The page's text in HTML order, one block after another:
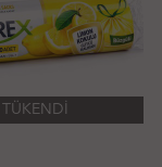
TÜKENDİ